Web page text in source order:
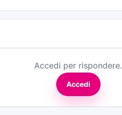
Accedi per rispondere.
Accedi